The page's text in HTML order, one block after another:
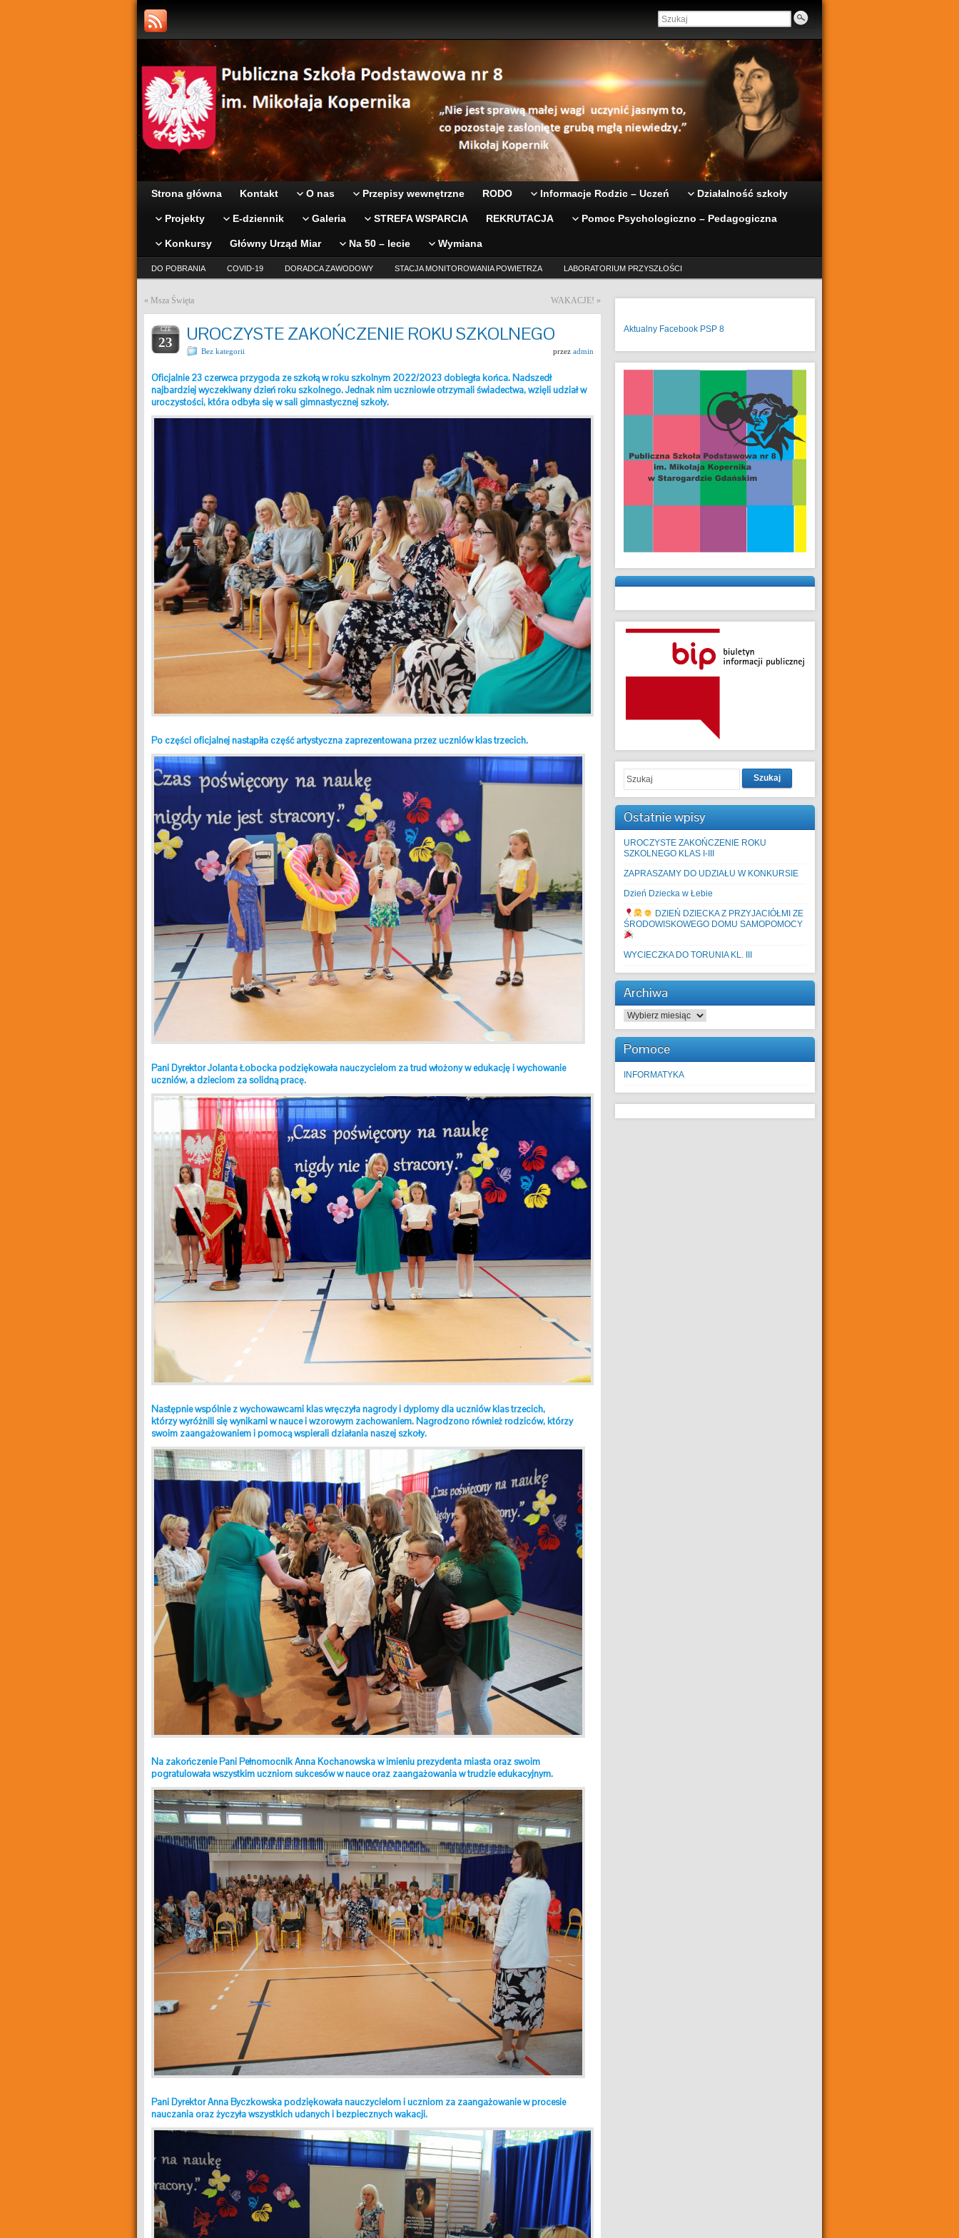
Strona główna Kontakt O nas Przepisy wewnętrzne RODO Informacje Rodzic – Uczeń Działalność szkoły
Projekty E-dziennik Galeria STREFA WSPARCIA REKRUTACJA Pomoc Psychologiczno – Pedagogiczna
Konkursy Główny Urząd Miar Na 50 – lecie Wymiana
DO POBRANIA COVID-19 DORADCA ZAWODOWY STACJA MONITOROWANIA POWIETRZA LABORATORIUM PRZYSZŁOŚCI
« Msza Święta WAKACJE! »
CZE
23 UROCZYSTE ZAKOŃCZENIE ROKU SZKOLNEGO
Bez kategorii przez admin
Oficjalnie 23 czerwca przygoda ze szkołą w roku szkolnym 2022/2023 dobiegła końca. Nadszedł
najbardziej wyczekiwany dzień roku szkolnego. Jednak nim uczniowie otrzymali świadectwa, wzięli udział w
uroczystości, która odbyła się w sali gimnastycznej szkoły.
Po części oficjalnej nastąpiła część artystyczna zaprezentowana przez uczniów klas trzecich.
Pani Dyrektor Jolanta Łobocka podziękowała nauczycielom za trud włożony w edukację i wychowanie
uczniów, a dzieciom za solidną pracę.
Następnie wspólnie z wychowawcami klas wręczyła nagrody i dyplomy dla uczniów klas trzecich,
którzy wyróżnili się wynikami w nauce i wzorowym zachowaniem. Nagrodzono również rodziców, którzy
swoim zaangażowaniem i pomocą wspierali działania naszej szkoły.
Na zakończenie Pani Pełnomocnik Anna Kochanowska w imieniu prezydenta miasta oraz swoim
pogratulowała wszystkim uczniom sukcesów w nauce oraz zaangażowania w trudzie edukacyjnym.
Pani Dyrektor Anna Byczkowska podziękowałanauczycielom i uczniom za zaangażowanie w procesie
nauczania orazżyczyła wszystkich udanych i bezpiecznych wakacji.
Aktualny Facebook PSP 8
Szukaj
Ostatnie wpisy
UROCZYSTE ZAKOŃCZENIE ROKU
SZKOLNEGO KLAS I-III
ZAPRASZAMY DO UDZIAŁU W KONKURSIE
Dzień Dziecka w Łebie
DZIEŃ DZIECKA Z PRZYJACIÓŁMI ZE
ŚRODOWISKOWEGO DOMU SAMOPOMOCY
WYCIECZKA DO TORUNIA KL. III
Archiwa
Archiwa
Pomoce
INFORMATYKA